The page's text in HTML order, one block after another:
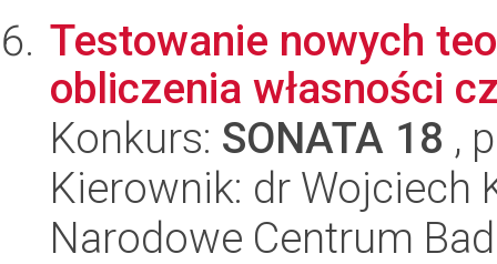
Testowanie nowych
obliczenia własności
Konkurs: SONATA 18 ,
Kierownik: dr Wojciech
Narodowe Centrum